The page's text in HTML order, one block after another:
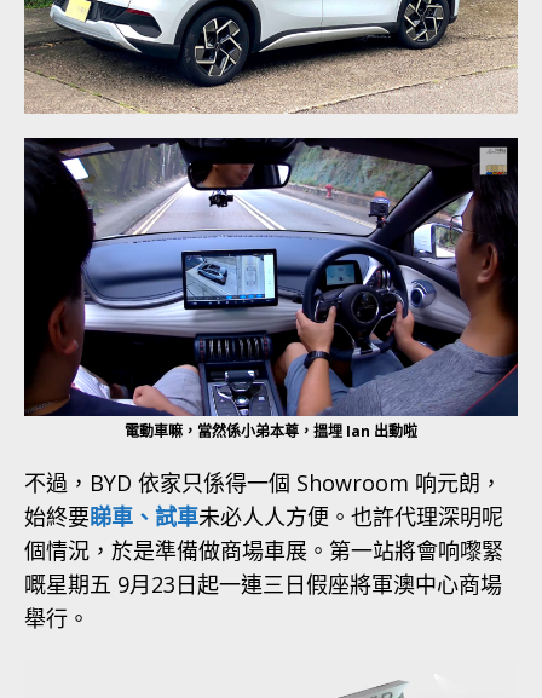
電動車嘛，當然係小弟本尊，搵埋 Ian 出動啦
不過，BYD 依家只係得一個 Showroom 响元朗，
始終要睇車、試車未必人人方便。也許代理深明呢
個情況，於是準備做商場車展。第一站將會响嚟緊
嘅星期五 9月23日起一連三日假座將軍澳中心商場
舉行。